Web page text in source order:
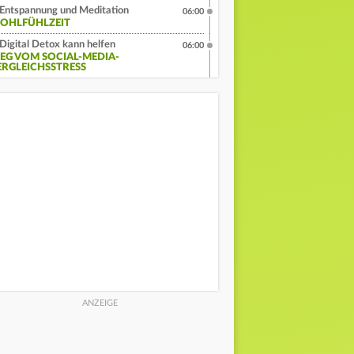
Entspannung und Meditation
06:00
Digital Detox kann helfen
VOM SOCIAL-MEDIA-
06:00